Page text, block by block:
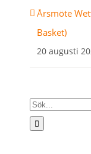
Årsmöte
Basket)
20 augusti
Sök
efter: